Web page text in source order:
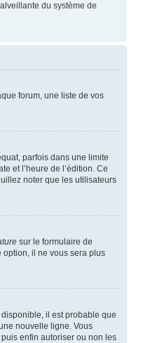
du système de
forum, une liste de vos
parfois dans une limite
et l’heure de l’édition. Ce
noter que les utilisateurs
sur le formulaire de
option, il ne vous sera plus
il est probable que
nouvelle ligne. Vous
enfin autoriser ou non les